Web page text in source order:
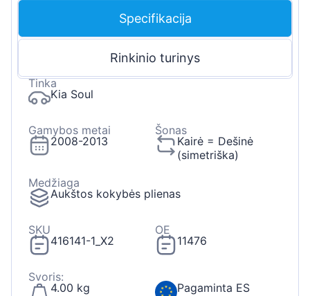
Specifikacija
Rinkinio turinys
Tinka
Kia Soul
Gamybos metai
2008-2013
Šonas
Kairė = Dešinė
(simetriška)
Medžiaga
Aukštos kokybės plienas
SKU
416141-1_X2
OE
11476
Svoris:
4.00 kg
Pagaminta ES